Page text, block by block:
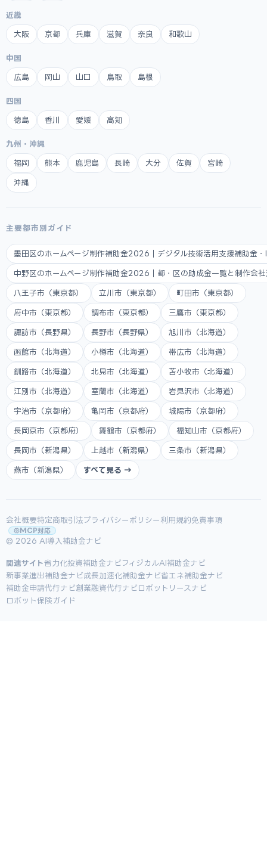
近畿
大阪 京都 兵庫 滋賀 奈良 和歌山
中国
広島 岡山 山口 鳥取 島根
四国
徳島 香川 愛媛 高知
九州・沖縄
福岡 熊本 鹿児島 長崎 大分 佐賀 宮崎
沖縄
主要都市別ガイド
墨田区のホームページ制作補助金2026｜デジタル技術活用支援補助金
中野区のホームページ制作補助金2026｜都・区の助成金一覧と制作会
八王子市（東京都） 立川市（東京都） 町田市（東京都）
府中市（東京都） 調布市（東京都） 三鷹市（東京都）
諏訪市（長野県） 長野市（長野県） 旭川市（北海道）
函館市（北海道） 小樽市（北海道） 帯広市（北海道）
釧路市（北海道） 北見市（北海道） 苫小牧市（北海道）
江別市（北海道） 室蘭市（北海道） 岩見沢市（北海道）
宇治市（京都府） 亀岡市（京都府） 城陽市（京都府）
長岡京市（京都府） 舞鶴市（京都府） 福知山市（京都府）
長岡市（新潟県） 上越市（新潟県） 三条市（新潟県）
燕市（新潟県） すべて見る →
会社概要特定商取引法プライバシーポリシー 利用規約免責事項
MCP対応
© 2026 AI導入補助金ナビ
関連サイト省力化投資補助金ナビ フィジカルAI補助金ナビ
新事業進出補助金ナビ成長加速化補助金ナビ省エネ補助金ナビ
補助金申請代行ナビ創業融資代行ナビ ロボットリースナビ
ロボット保険ガイド